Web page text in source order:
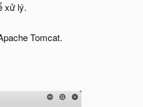
xử lý.
Tomcat.